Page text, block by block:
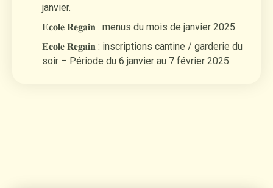
janvier.
𝐄𝐜𝐨𝐥𝐞 𝐑𝐞𝐠𝐚𝐢𝐧 : menus du mois de janvier 2025
𝐄𝐜𝐨𝐥𝐞 𝐑𝐞𝐠𝐚𝐢𝐧 : inscriptions cantine / garderie du
soir – Période du 6 janvier au 7 février 2025